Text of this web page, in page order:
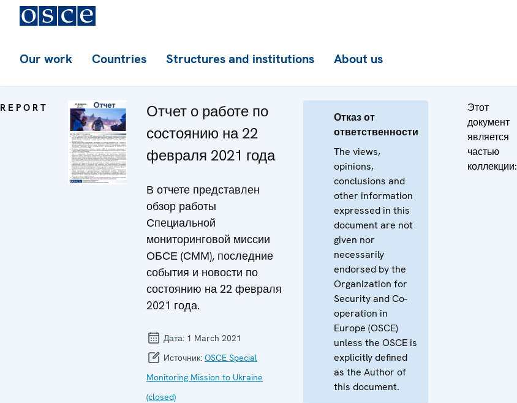
Our work Countries Structures and institutions About us
REPORT
Отчет о работе по
состоянию на 22
февраля 2021 года
В отчете представлен
обзор работы
Специальной
мониторинговой миссии
ОБСЕ (СММ), последние
события и новости по
состоянию на 22 февраля
2021 года.
Дата: 1 March 2021
Источник: OSCE Special
Monitoring Mission to Ukraine
(closed)
Отказ от
ответственности
The views,
opinions,
conclusions and
other information
expressed in this
document are not
given nor
necessarily
endorsed by the
Organization for
Security and Co-
operation in
Europe (OSCE)
unless the OSCE is
explicitly defined
as the Author of
this document.
Этот
документ
является
частью
коллекции: